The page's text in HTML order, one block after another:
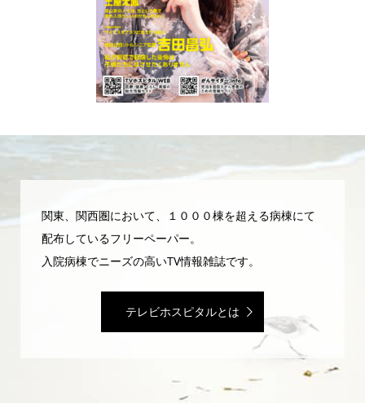
関東、関西圏において、１０００棟を超える病棟にて
配布しているフリーペーパー。
入院病棟でニーズの高いTV情報雑誌です。
テレビホスピタルとは